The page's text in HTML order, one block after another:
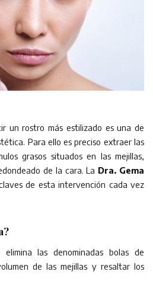
un rostro más estilizado es una de
Para ello es preciso extraer las
grasos situados en las mejillas,
de la cara. La Dra. Gema
de esta intervención cada vez
las denominadas bolas de
de las mejillas y resaltar los